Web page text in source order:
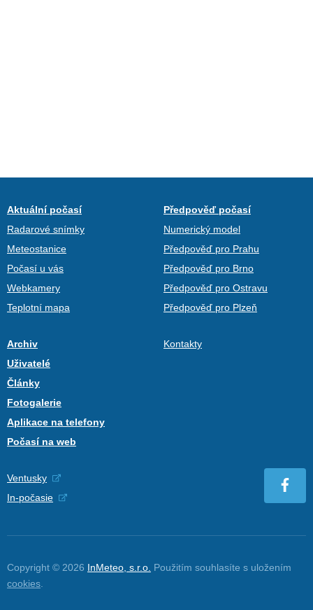
Aktuální počasí
Radarové snímky
Meteostanice
Počasí u vás
Webkamery
Teplotní mapa
Předpověď počasí
Numerický model
Předpověď pro Prahu
Předpověď pro Brno
Předpověď pro Ostravu
Předpověď pro Plzeň
Archiv
Uživatelé
Články
Fotogalerie
Aplikace na telefony
Počasí na web
Kontakty
Ventusky
In-počasie
Copyright © 2026 InMeteo, s.r.o. Použitím souhlasíte s uložením
cookies